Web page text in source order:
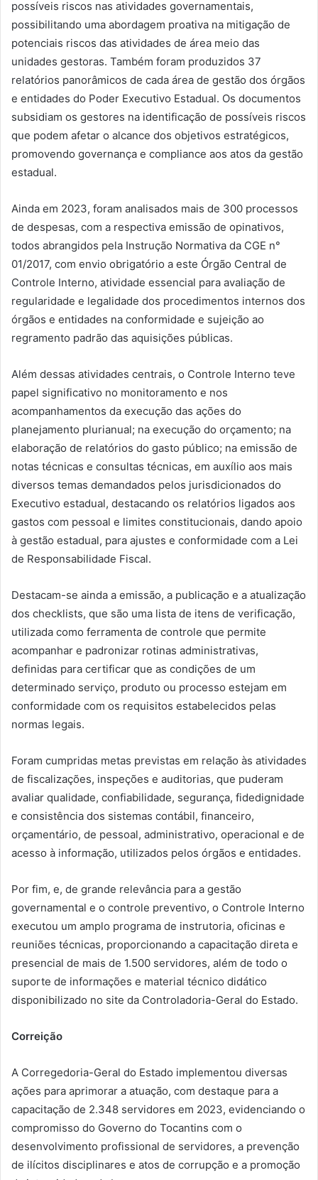
possíveis riscos nas atividades governamentais,
possibilitando uma abordagem proativa na mitigação de
potenciais riscos das atividades de área meio das
unidades gestoras. Também foram produzidos 37
relatórios panorâmicos de cada área de gestão dos órgãos
e entidades do Poder Executivo Estadual. Os documentos
subsidiam os gestores na identificação de possíveis riscos
que podem afetar o alcance dos objetivos estratégicos,
promovendo governança e compliance aos atos da gestão
estadual.
Ainda em 2023, foram analisados mais de 300 processos
de despesas, com a respectiva emissão de opinativos,
todos abrangidos pela Instrução Normativa da CGE n°
01/2017, com envio obrigatório a este Órgão Central de
Controle Interno, atividade essencial para avaliação de
regularidade e legalidade dos procedimentos internos dos
órgãos e entidades na conformidade e sujeição ao
regramento padrão das aquisições públicas.
Além dessas atividades centrais, o Controle Interno teve
papel significativo no monitoramento e nos
acompanhamentos da execução das ações do
planejamento plurianual; na execução do orçamento; na
elaboração de relatórios do gasto público; na emissão de
notas técnicas e consultas técnicas, em auxílio aos mais
diversos temas demandados pelos jurisdicionados do
Executivo estadual, destacando os relatórios ligados aos
gastos com pessoal e limites constitucionais, dando apoio
à gestão estadual, para ajustes e conformidade com a Lei
de Responsabilidade Fiscal.
Destacam-se ainda a emissão, a publicação e a atualização
dos checklists, que são uma lista de itens de verificação,
utilizada como ferramenta de controle que permite
acompanhar e padronizar rotinas administrativas,
definidas para certificar que as condições de um
determinado serviço, produto ou processo estejam em
conformidade com os requisitos estabelecidos pelas
normas legais.
Foram cumpridas metas previstas em relação às atividades
de fiscalizações, inspeções e auditorias, que puderam
avaliar qualidade, confiabilidade, segurança, fidedignidade
e consistência dos sistemas contábil, financeiro,
orçamentário, de pessoal, administrativo, operacional e de
acesso à informação, utilizados pelos órgãos e entidades.
Por fim, e, de grande relevância para a gestão
governamental e o controle preventivo, o Controle Interno
executou um amplo programa de instrutoria, oficinas e
reuniões técnicas, proporcionando a capacitação direta e
presencial de mais de 1.500 servidores, além de todo o
suporte de informações e material técnico didático
disponibilizado no site da Controladoria-Geral do Estado.
Correição
A Corregedoria-Geral do Estado implementou diversas
ações para aprimorar a atuação, com destaque para a
capacitação de 2.348 servidores em 2023, evidenciando o
compromisso do Governo do Tocantins com o
desenvolvimento profissional de servidores, a prevenção
de ilícitos disciplinares e atos de corrupção e a promoção